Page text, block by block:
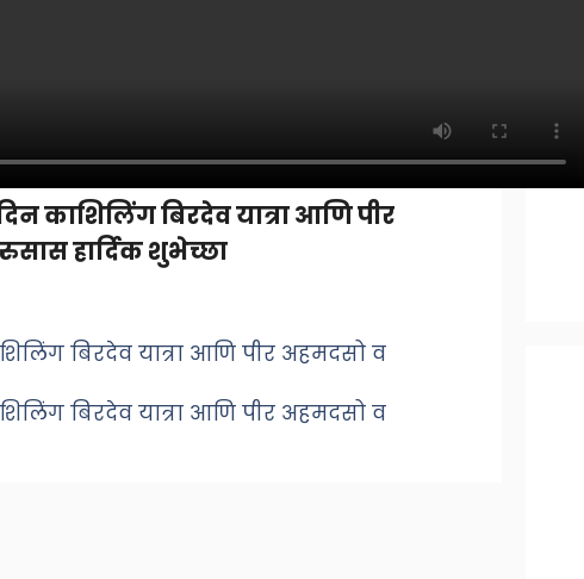
काशिलिंग बिरदेव यात्रा आणि पीर
हार्दिक शुभेच्छा
बिरदेव यात्रा आणि पीर अहमदसो व
बिरदेव यात्रा आणि पीर अहमदसो व